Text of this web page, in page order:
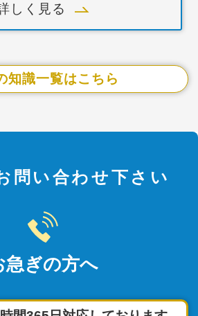
しく見る
知識一覧はこちら
問い合わせ下さい
急ぎの方へ